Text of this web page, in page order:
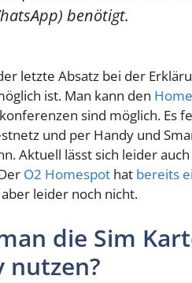
benötigt.
letzte Absatz bei der
ist. Man kann den
sind möglich. Es
und per Handy und
Aktuell lässt sich leider
O2 Homespot hat bereits
leider noch nicht.
die Sim
nutzen?